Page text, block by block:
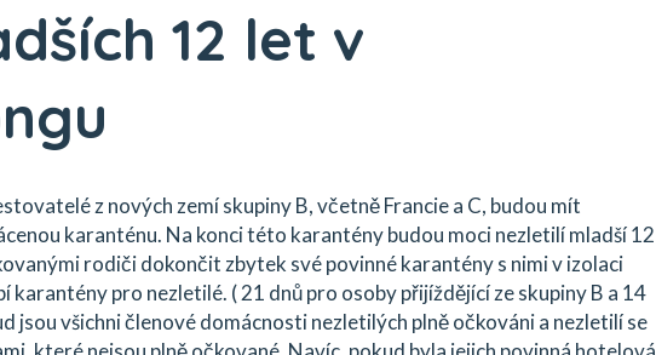
12 let v
z nových zemí skupiny B, včetně Francie a C, budou mít
karanténu. Na konci této karantény budou moci nezletilí mladší 12
rodiči dokončit zbytek své povinné karantény s nimi v izolaci
karantény pro nezletilé. ( 21 dnů pro osoby přijíždějící ze skupiny B a 14
jsou všichni členové domácnosti nezletilých plně očkováni a nezletilí se